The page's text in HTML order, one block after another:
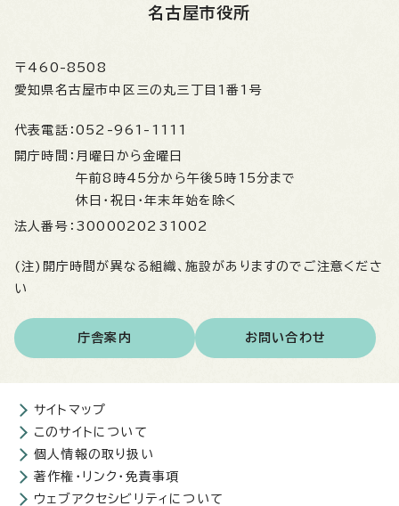
名古屋市役所
〒460-8508
愛知県名古屋市中区三の丸三丁目1番1号
代表電話： 052-961-1111
開庁時間： 月曜日から金曜日
午前8時45分から午後5時15分まで
休日・祝日・年末年始を除く
法人番号： 3000020231002
(注)開庁時間が異なる組織、施設がありますのでご注意くださ
い
庁舎案内 お問い合わせ
サイトマップ
このサイトについて
個人情報の取り扱い
著作権・リンク・免責事項
ウェブアクセシビリティについて